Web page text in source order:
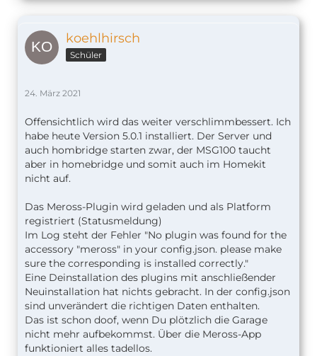
koehlhirsch
Schüler
24. März 2021
Offensichtlich wird das weiter verschlimmbessert. Ich
habe heute Version 5.0.1 installiert. Der Server und
auch hombridge starten zwar, der MSG100 taucht
aber in homebridge und somit auch im Homekit
nicht auf.
Das Meross-Plugin wird geladen und als Platform
registriert (Statusmeldung)
Im Log steht der Fehler "No plugin was found for the
accessory "meross" in your config.json. please make
sure the corresponding is installed correctly."
Eine Deinstallation des plugins mit anschließender
Neuinstallation hat nichts gebracht. In der config.json
sind unverändert die richtigen Daten enthalten.
Das ist schon doof, wenn Du plötzlich die Garage
nicht mehr aufbekommst. Über die Meross-App
funktioniert alles tadellos.